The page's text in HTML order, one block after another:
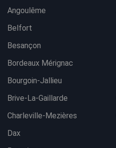
Angoulême
Belfort
Besançon
Bordeaux Mérignac
Bourgoin-Jallieu
Brive-La-Gaillarde
Charleville-Mezières
Dax